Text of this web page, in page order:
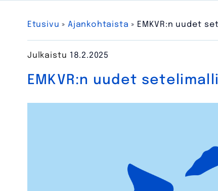
Etusivu »Ajankohtaista » EMKVR:n uudet
EMKVR:n uudet
Julkaistu 18.2.2025